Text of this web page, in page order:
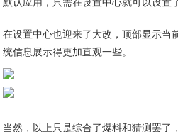
默认应用，只需在设置中心就可以设置
在设置中心也迎来了大改，顶部显示当
统信息展示得更加直观一些。
当然，以上只是综合了爆料和猜测罢了